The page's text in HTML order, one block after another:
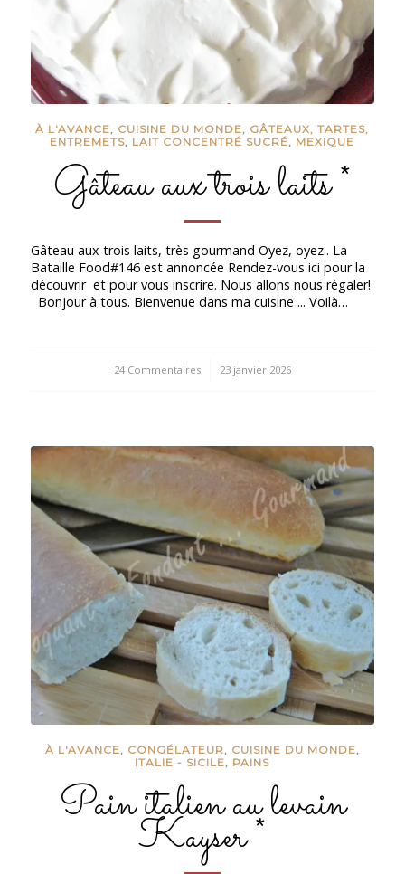
À L'AVANCE, CUISINE DU MONDE, GÂTEAUX, TARTES,
ENTREMETS, LAIT CONCENTRÉ SUCRÉ, MEXIQUE
Gâteau aux trois laits *
Gâteau aux trois laits, très gourmand Oyez, oyez.. La
Bataille Food#146 est annoncée Rendez-vous ici pour la
découvrir et pour vous inscrire. Nous allons nous régaler!
Bonjour à tous. Bienvenue dans ma cuisine ... Voilà…
24 Commentaires
/ 23 janvier 2026
À L'AVANCE, CONGÉLATEUR, CUISINE DU MONDE,
ITALIE - SICILE, PAINS
Pain italien au levain
Kayser *